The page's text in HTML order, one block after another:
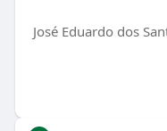
José Eduardo dos